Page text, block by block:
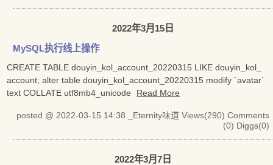
2022年3月15日
MySQL执行线上操作
CREATE TABLE douyin_kol_account_20220315 LIKE douyin_kol_
account; alter table douyin_kol_account_20220315 modify `avatar`
text COLLATE utf8mb4_unicode
Read More
posted @ 2022-03-15 14:38 _Eternity味道 Views(290) Comments
(0) Diggs(0)
2022年3月7日